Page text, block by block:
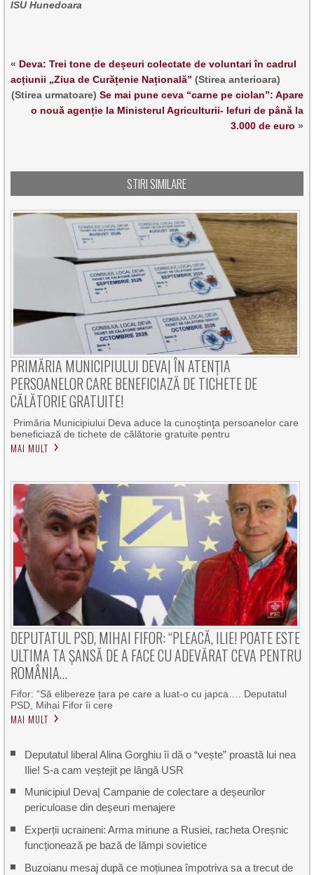
ISU Hunedoara
« Deva: Trei tone de deșeuri colectate de voluntari în cadrul
acțiunii „Ziua de Curățenie Națională” (Stirea anterioara)
(Stirea urmatoare) Se mai pune ceva “carne pe ciolan”: Apare
o nouă agenție la Ministerul Agriculturii- lefuri de până la
3.000 de euro »
STIRI SIMILARE
PRIMĂRIA MUNICIPIULUI DEVA| ÎN ATENȚIA
PERSOANELOR CARE BENEFICIAZĂ DE TICHETE DE
CĂLĂTORIE GRATUITE!
Primăria Municipiului Deva aduce la cunoştinţa persoanelor care
beneficiază de tichete de călătorie gratuite pentru
MAI MULT
DEPUTATUL PSD, MIHAI FIFOR: “PLEACĂ, ILIE! POATE ESTE
ULTIMA TA ȘANSĂ DE A FACE CU ADEVĂRAT CEVA PENTRU
ROMÂNIA…
Fifor: “Să elibereze țara pe care a luat-o cu japca…. Deputatul
PSD, Mihai Fifor îi cere
MAI MULT
Deputatul liberal Alina Gorghiu îi dă o “vește” proastă lui nea
Ilie! S-a cam veștejit pe lângă USR
Municipiul Deva| Campanie de colectare a deșeurilor
periculoase din deșeuri menajere
Experții ucraineni: Arma minune a Rusiei, racheta Oreșnic
funcționează pe bază de lămpi sovietice
Buzoianu mesaj după ce moțiunea împotriva sa a trecut de